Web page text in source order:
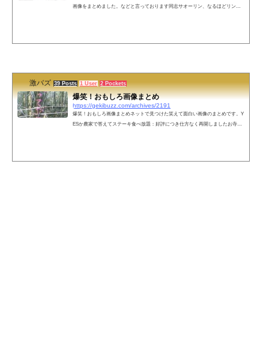
画像をまとめました。などと言っております同志サオーリン、なるほどリング
激バズ 39 Posts 1 User 2 Pockets
爆笑！おもしろ画像まとめ
https://gekibuzz.com/archives/2191
爆笑！おもしろ画像まとめネットで見つけた笑えて面白い画像のまとめです。Y
ESか農家で答えてステーキ食べ放題：好評につき仕方なく再開しましたお寺の